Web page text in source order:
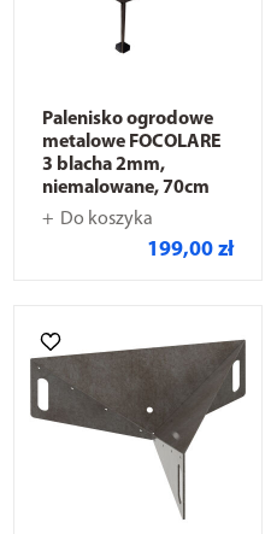
Palenisko ogrodowe
metalowe FOCOLARE
3 blacha 2mm,
niemalowane, 70cm
Do koszyka
199,00 zł